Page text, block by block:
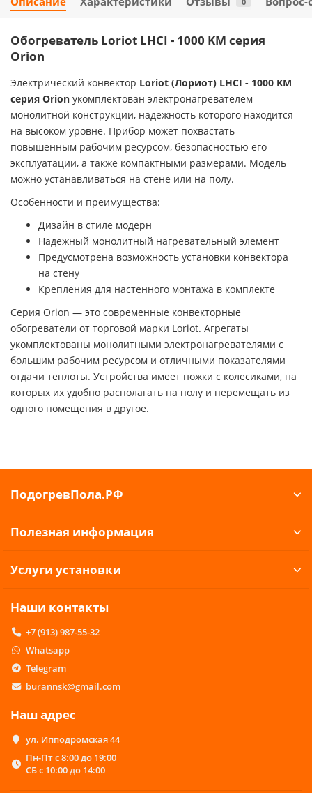
Обогреватель Loriot LHCI - 1000 KM серия
Orion
Электрический конвектор Loriot (Лориот) LHCI - 1000 KM
серия Orion укомплектован электронагревателем
монолитной конструкции, надежность которого находится
на высоком уровне. Прибор может похвастать
повышенным рабочим ресурсом, безопасностью его
эксплуатации, а также компактными размерами. Модель
можно устанавливаться на стене или на полу.
Особенности и преимущества:
Дизайн в стиле модерн
Надежный монолитный нагревательный элемент
Предусмотрена возможность установки конвектора
на стену
Крепления для настенного монтажа в комплекте
Серия Orion — это современные конвекторные
обогреватели от торговой марки Loriot. Агрегаты
укомплектованы монолитными электронагревателями с
большим рабочим ресурсом и отличными показателями
отдачи теплоты. Устройства имеет ножки с колесиками, на
которых их удобно располагать на полу и перемещать из
одного помещения в другое.
ПодогревПола.РФ
Полезная информация
Услуги установки
Наши контакты
+7 (913) 987-55-32
Whatsapp
Telegram
burannsk@gmail.com
Наш адрес
ул. Ипподромская 44
Пн-Пт с 8:00 до 19:00
СБ с 10:00 до 14:00